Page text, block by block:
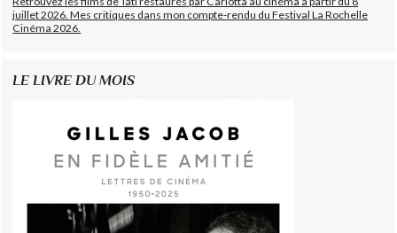
juillet 2026. Mes critiques dans mon compte-rendu du Festival La Rochelle
Cinéma 2026.
LE LIVRE DU MOIS